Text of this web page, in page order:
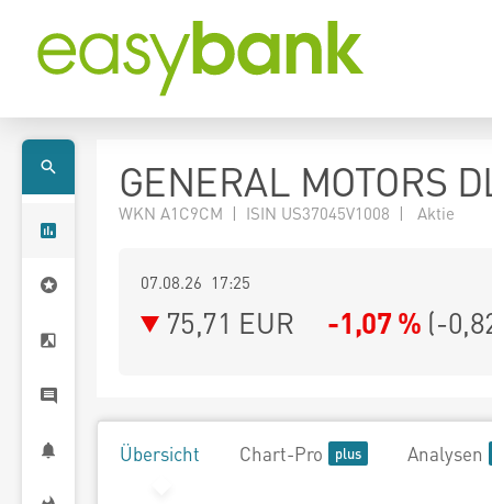
GENERAL MOTORS
WKN A1C9CM | ISIN US37045V1008 | Aktie
07.08.26 17:25
75,71 EUR -1,07 % (-
Übersicht Chart-Pro Analysen